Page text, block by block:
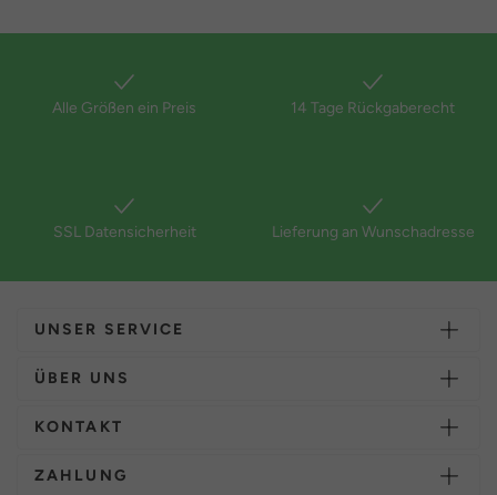
Alle Größen ein Preis 14 Tage Rückgaberecht
SSL Datensicherheit Lieferung an Wunschadresse
UNSER SERVICE
ÜBER UNS
KONTAKT
ZAHLUNG